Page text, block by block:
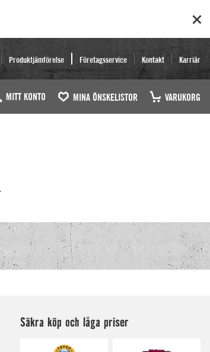
Produktjämförelse Företagsservice Kontakt Karriär
MITT KONTO MINA ÖNSKELISTOR VARUKORG
Säkra köp och låga priser